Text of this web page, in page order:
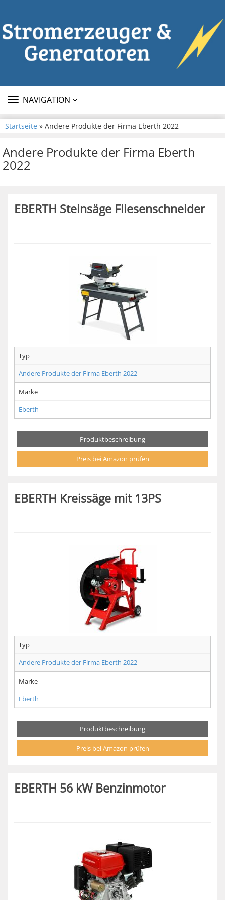
TOGGLE
NAVIGATION
Startseite » Andere Produkte der Firma Eberth 2022
Andere Produkte der Firma Eberth
2022
EBERTH Steinsäge Fliesenschneider
Typ
Andere Produkte der Firma Eberth 2022
Marke
Eberth
Produktbeschreibung
Preis bei Amazon prüfen
EBERTH Kreissäge mit 13PS
Typ
Andere Produkte der Firma Eberth 2022
Marke
Eberth
Produktbeschreibung
Preis bei Amazon prüfen
EBERTH 56 kW Benzinmotor